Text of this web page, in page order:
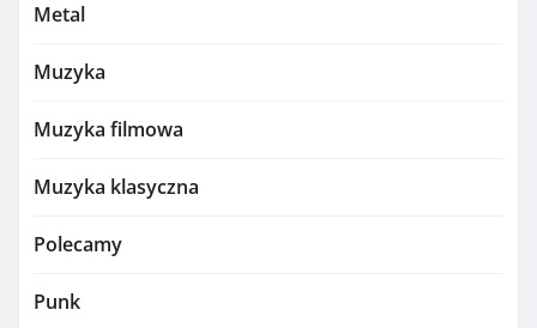
Metal
Muzyka
Muzyka filmowa
Muzyka klasyczna
Polecamy
Punk